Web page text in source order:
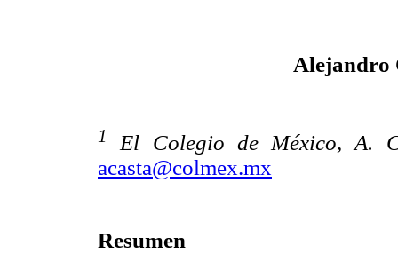
Alejandro
1
El Colegio de México, A.
acasta@colmex.mx
Resumen